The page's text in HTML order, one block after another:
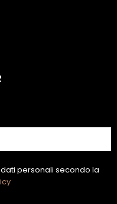
personali secondo la